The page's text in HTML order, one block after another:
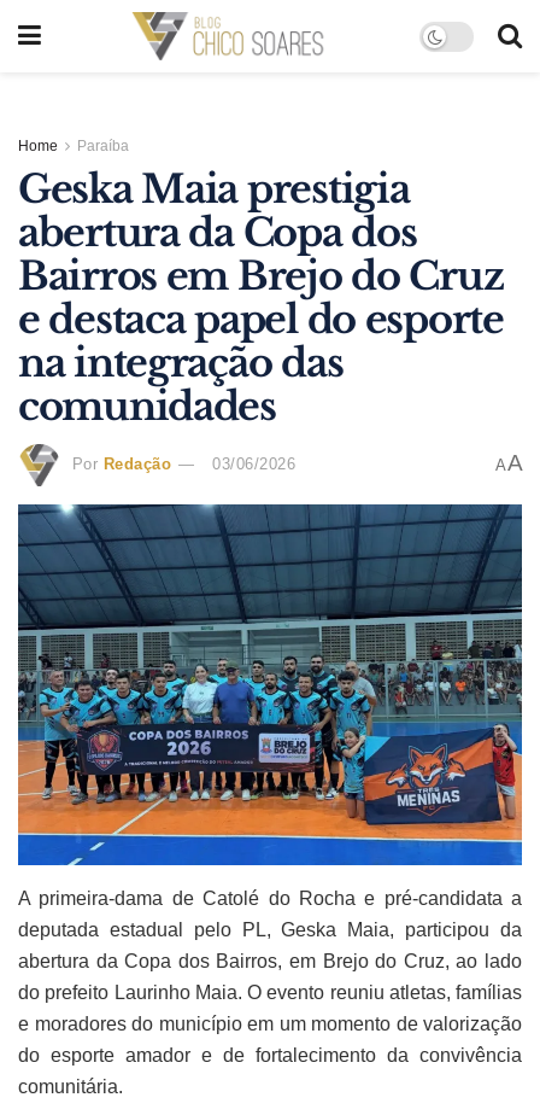
Home Paraíba
Geska Maia prestigia
abertura da Copa dos
Bairros em Brejo do Cruz
e destaca papel do esporte
na integração das
comunidades
Por Redação 03/06/2026 AA
A primeira-dama de Catolé do Rocha e pré-candidata a
deputada estadual pelo PL, Geska Maia, participou da
abertura da Copa dos Bairros, em Brejo do Cruz, ao lado
do prefeito Laurinho Maia. O evento reuniu atletas, famílias
e moradores do município em um momento de valorização
do esporte amador e de fortalecimento da convivência
comunitária.